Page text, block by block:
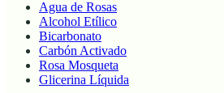
Agua de Rosas
Alcohol Etílico
Bicarbonato
Carbón Activado
Rosa Mosqueta
Glicerina Líquida